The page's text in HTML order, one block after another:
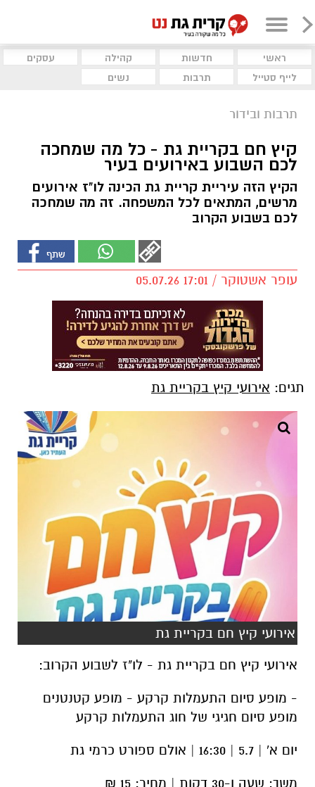
ראשי חדשות קהילה
עסקים
לייף סטייל
תרבות נשים
תרבות ובידור
קיץ חם בקריית גת - כל מה שמחכה
לכם השבוע באירועים בעיר
הקיץ הזה עיריית קריית גת הכינה לו"ז אירועים
מרשים, המתאים לכל המשפחה. זה מה שמחכה
לכם בשבוע הקרוב
עופר אשטוקר / 17:01 05.07.26
תגים: אירועי קיץ בקריית גת
אירועי קיץ חם בקריית גת
אירועי קיץ חם בקריית גת - לו"ז לשבוע הקרוב:
- מופע סיום התעמלות קרקע - מופע קטנטנים
מופע סיום חגיגי של חוג התעמלות קרקע
יום א' | 5.7 | 16:30 | אולם ספורט כרמי גת
משך: שעה ו-30 דקות | מחיר: 15 ₪